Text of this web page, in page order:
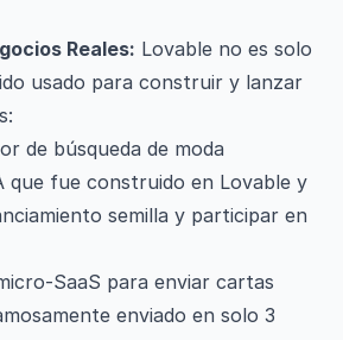
Reales: Lovable no es solo
usado para construir y lanzar
de búsqueda de moda
que fue construido en Lovable y
semilla y participar en
SaaS para enviar cartas
enviado en solo 3